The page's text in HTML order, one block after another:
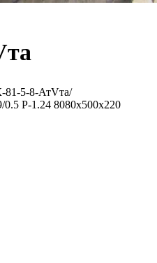
5-8-АтVта/
P-1.24 8080x500x220